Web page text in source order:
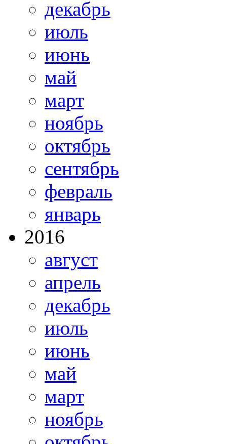
декабрь
июль
июнь
май
март
ноябрь
октябрь
сентябрь
февраль
январь
2016
август
апрель
декабрь
июль
июнь
май
март
ноябрь